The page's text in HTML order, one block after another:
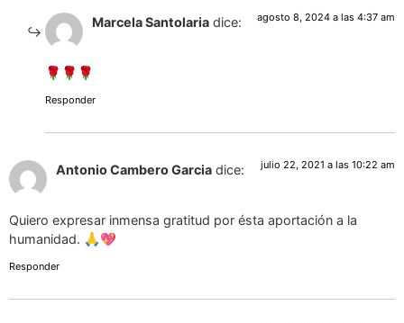
Marcela Santolaria dice: agosto 8, 2024 a las 4:37 am
🌹🌹🌹
Responder
Antonio Cambero Garcia dice: julio 22, 2021 a las 10:22 am
Quiero expresar inmensa gratitud por ésta aportación a la
humanidad. 🙏💖
Responder